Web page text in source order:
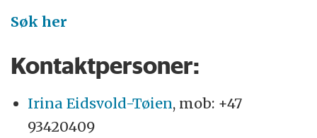
Søk her
Kontaktpersoner:
Irina Eidsvold-Tøien, mob: +47
93420409